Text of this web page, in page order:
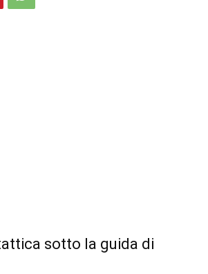
sotto la guida di